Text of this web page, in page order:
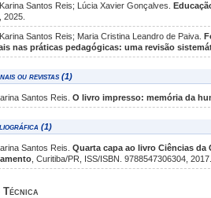
Santos Reis; Lúcia Xavier Gonçalves.
2025.
Santos Reis; Maria Cristina Leandro de Paiva.
nas práticas pedagógicas: uma revisão
ou revistas (1)
Santos Reis. O livro impresso: memória da
(1)
Santos Reis. Quarta capa ao livro Ciências
, Curitiba/PR, ISS/ISBN. 9788547306304, 2017.